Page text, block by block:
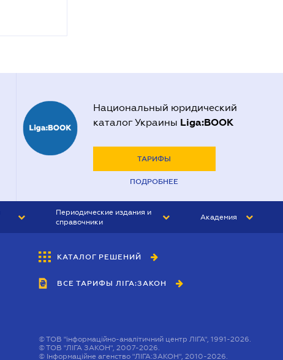
Национальный юридический
каталог Украины Liga:BOOK
ТАРИФЫ
ПОДРОБНЕЕ
Периодические издания и
справочники
БУХГАЛТЕР&ЗАКОН
ВЕСТНИК МСФО
Академия
КАТАЛОГ РЕШЕНИЙ
ВСЕ ТАРИФЫ ЛІГА:ЗАКОН
©ТОВ "інформаційно-аналітичний центр ЛІГА", 1991-2026.
©ТОВ "ЛІГА ЗАКОН", 2007-2026.
© Інформаційне агенство "ЛІГА:ЗАКОН", 2010-2026.